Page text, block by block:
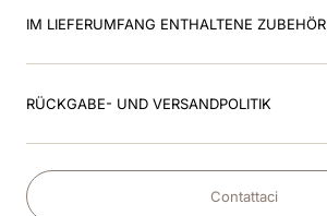
IM LIEFERUMFANG ENTHALTENE ZUBEHÖR
RÜCKGABE- UND VERSANDPOLITIK
Contattaci